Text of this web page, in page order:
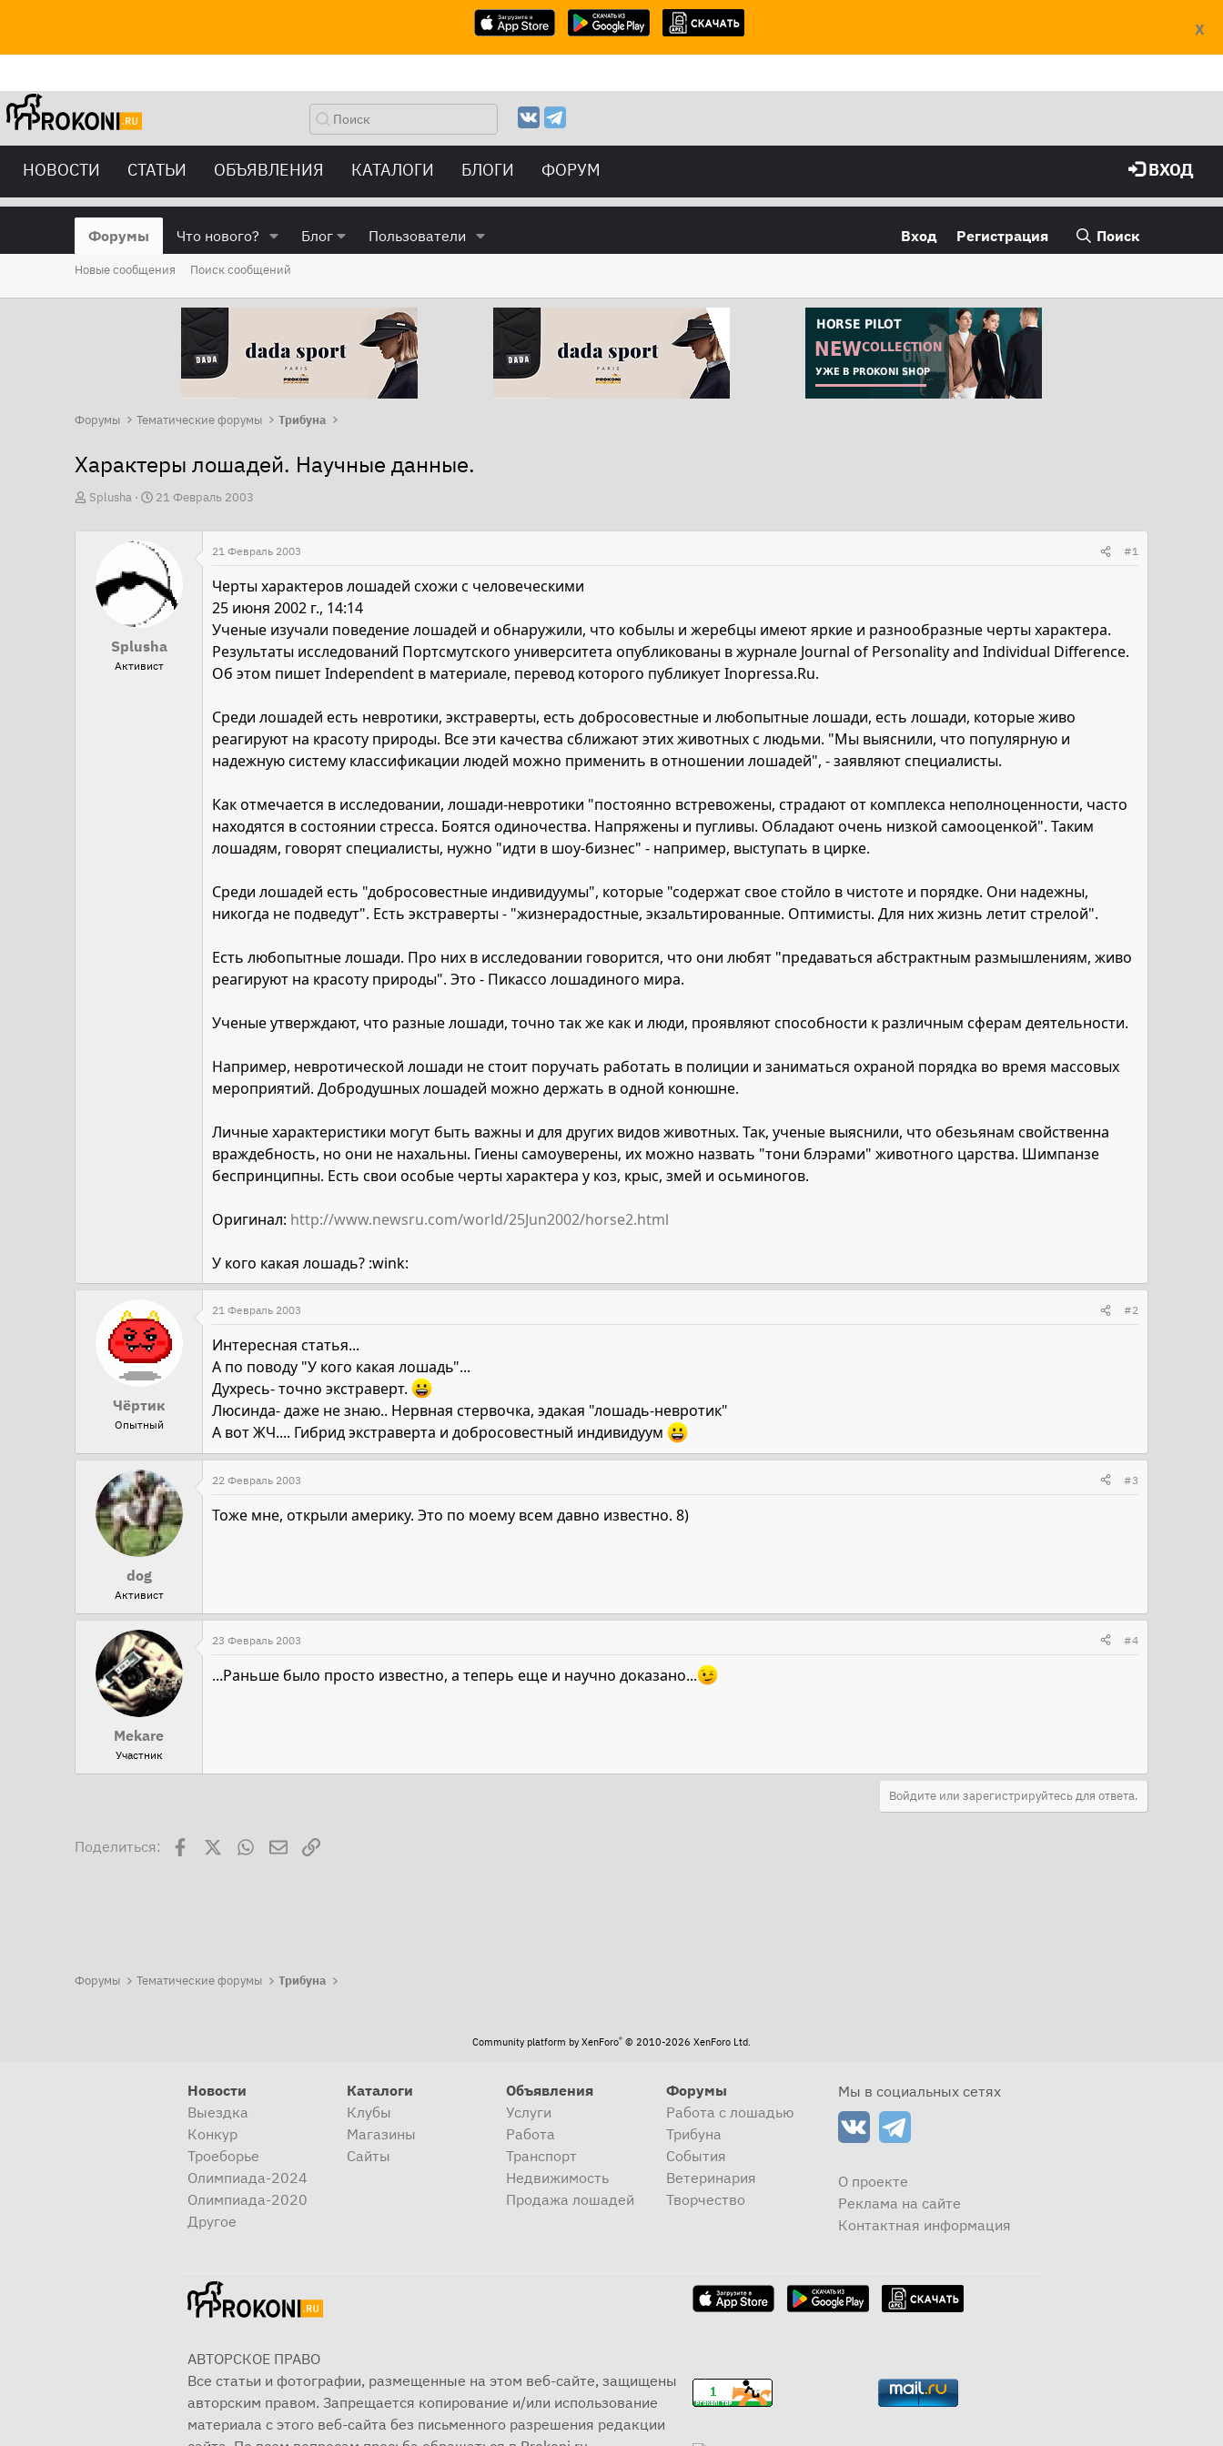
X
НОВОСТИ СТАТЬИ ОБЪЯВЛЕНИЯ КАТАЛОГИ БЛОГИ ФОРУМ ВХОД
Форумы Что нового? Блог Пользователи Вход Регистрация Поиск
Новые сообщения Поиск сообщений
Форумы Тематические форумы Трибуна
Характеры лошадей. Научные данные.
А
Splusha
Д
а
н
а
а
л
21 Февраль 2003
Splusha
Активист
21 Февраль 2003 #1
Черты характеров лошадей схожи с человеческими
25 июня 2002 г., 14:14
Ученые изучали поведение лошадей и обнаружили, что кобылы и жеребцы имеют яркие и разнообразные черты характера.
Результаты исследований Портсмутского университета опубликованы в журнале Journal of Personality and Individual Difference.
Об этом пишет Independent в материале, перевод которого публикует Inopressa.Ru.
Среди лошадей есть невротики, экстраверты, есть добросовестные и любопытные лошади, есть лошади, которые живо
реагируют на красоту природы. Все эти качества сближают этих животных с людьми. "Мы выяснили, что популярную и
надежную систему классификации людей можно применить в отношении лошадей", - заявляют специалисты.
Как отмечается в исследовании, лошади-невротики "постоянно встревожены, страдают от комплекса неполноценности, часто
находятся в состоянии стресса. Боятся одиночества. Напряжены и пугливы. Обладают очень низкой самооценкой". Таким
лошадям, говорят специалисты, нужно "идти в шоу-бизнес" - например, выступать в цирке.
Среди лошадей есть "добросовестные индивидуумы", которые "содержат свое стойло в чистоте и порядке. Они надежны,
никогда не подведут". Есть экстраверты - "жизнерадостные, экзальтированные. Оптимисты. Для них жизнь летит стрелой".
Есть любопытные лошади. Про них в исследовании говорится, что они любят "предаваться абстрактным размышлениям, живо
реагируют на красоту природы". Это - Пикассо лошадиного мира.
Ученые утверждают, что разные лошади, точно так же как и люди, проявляют способности к различным сферам деятельности.
Например, невротической лошади не стоит поручать работать в полиции и заниматься охраной порядка во время массовых
мероприятий. Добродушных лошадей можно держать в одной конюшне.
Личные характеристики могут быть важны и для других видов животных. Так, ученые выяснили, что обезьянам свойственна
враждебность, но они не нахальны. Гиены самоуверены, их можно назвать "тони блэрами" животного царства. Шимпанзе
беспринципны. Есть свои особые черты характера у коз, крыс, змей и осьминогов.
Оригинал: http://www.newsru.com/world/25Jun2002/horse2.html
У кого какая лошадь? :wink:
Чёртик
Опытный
21 Февраль 2003 #2
Интересная статья...
А по поводу "У кого какая лошадь"...
Духресь- точно экстраверт.
Люсинда- даже не знаю.. Нервная стервочка, эдакая "лошадь-невротик"
А вот ЖЧ.... Гибрид экстраверта и добросовестный индивидуум
dog
Активист
22 Февраль 2003 #3
Тоже мне, открыли америку. Это по моему всем давно известно. 8)
Mekare
Участник
23 Февраль 2003 #4
...Раньше было просто известно, а теперь еще и научно доказано...
Войдите или зарегистрируйтесь для ответа.
Поделиться: FacebookWhatsAppЭлектронная почта
Ссылка
Форумы Тематические форумы Трибуна
Community platform by XenForo® © 2010-2026 XenForo Ltd.
Новости
Выездка
Конкур
Троеборье
Олимпиада-2024
Олимпиада-2020
Другое
Каталоги
Клубы
Магазины
Сайты
Объявления
Услуги
Работа
Транспорт
Недвижимость
Продажа лошадей
Форумы
Работа с лошадью
Трибуна
События
Ветеринария
Творчество
Мы в социальных сетях
О проекте
Реклама на сайте
Контактная информация
АВТОРСКОЕ ПРАВО
Все статьи и фотографии, размещенные на этом веб-сайте, защищены
авторским правом. Запрещается копирование и/или использование
материала с этого веб-сайта без письменного разрешения редакции